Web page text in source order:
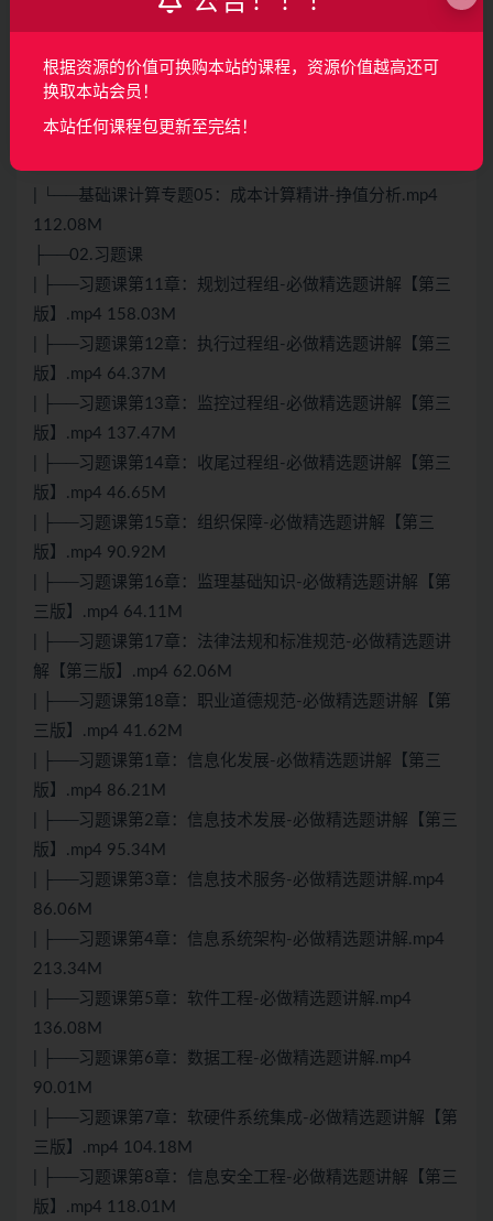
| ├──基础课计算专题02：进度计算精讲-关键路径及七格
| ├──基础课计算专题03：进度计算精讲-双代号图.mp4
| ├──基础课计算专题04：进度计算精讲-时标网络图.mp4
| └──基础课计算专题05：成本计算精讲-挣值分析.mp4
112.08M
├──02.习题课
| ├──习题课第11章：规划过程组-必做精选题讲解【第三
版】.mp4 158.03M
| ├──习题课第12章：执行过程组-必做精选题讲解【第三
版】.mp4 64.37M
| ├──习题课第13章：监控过程组-必做精选题讲解【第三
版】.mp4 137.47M
| ├──习题课第14章：收尾过程组-必做精选题讲解【第三
版】.mp4 46.65M
| ├──习题课第15章：组织保障-必做精选题讲解【第三
版】.mp4 90.92M
| ├──习题课第16章：监理基础知识-必做精选题讲解【第
三版】.mp4 64.11M
| ├──习题课第17章：法律法规和标准规范-必做精选题讲
解【第三版】.mp4 62.06M
| ├──习题课第18章：职业道德规范-必做精选题讲解【第
三版】.mp4 41.62M
| ├──习题课第1章：信息化发展-必做精选题讲解【第三
版】.mp4 86.21M
| ├──习题课第2章：信息技术发展-必做精选题讲解【第三
版】.mp4 95.34M
| ├──习题课第3章：信息技术服务-必做精选题讲解.mp4
86.06M
| ├──习题课第4章：信息系统架构-必做精选题讲解.mp4
213.34M
| ├──习题课第5章：软件工程-必做精选题讲解.mp4
136.08M
| ├──习题课第6章：数据工程-必做精选题讲解.mp4
90.01M
| ├──习题课第7章：软硬件系统集成-必做精选题讲解【第
三版】.mp4 104.18M
| ├──习题课第8章：信息安全工程-必做精选题讲解【第三
版】.mp4 118.01M
根据资源的价值可换购本站的课程，资源价值越高还可
换取本站会员！
本站任何课程包更新至完结！